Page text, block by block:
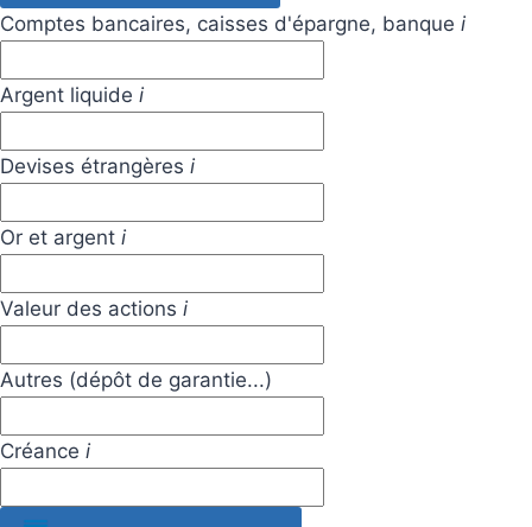
Comptes bancaires, caisses d'épargne, banque i
Argent liquide i
Devises étrangères i
Or et argent i
Valeur des actions i
Autres (dépôt de garantie...)
Créance i